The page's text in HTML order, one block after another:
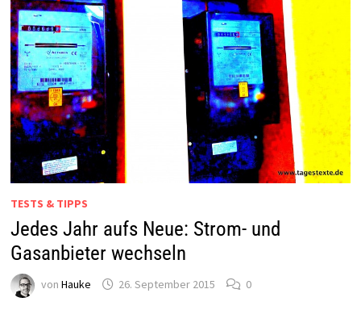
TESTS & TIPPS
Jedes Jahr aufs Neue: Strom- und
Gasanbieter wechseln
von Hauke 26. September 2015 0